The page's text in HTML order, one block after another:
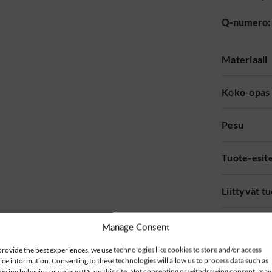
Manage Consent
the best experiences, we use technologies like cookies to store and/or access
information. Consenting to these technologies will allow us to process data such as
Q-numero:
Materiaali
Koko-opas
Pesu
Tuote-
Liittyvät